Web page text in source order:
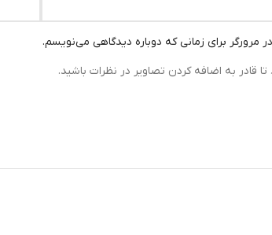
مرورگر برای زمانی که دوباره دیدگاهی می‌نویسم.
قادر به اضافه کردن تصاویر در نظرات باشید.